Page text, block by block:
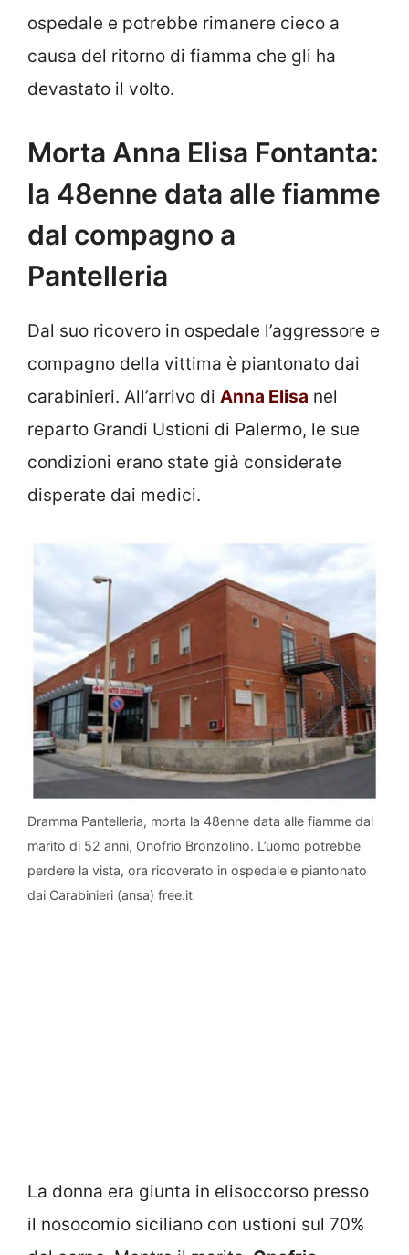
ospedale e potrebbe rimanere cieco a
causa del ritorno di fiamma che gli ha
devastato il volto.
Morta Anna Elisa Fontanta:
la 48enne data alle fiamme
dal compagno a
Pantelleria
Dal suo ricovero in ospedale l’aggressore e
compagno della vittima è piantonato dai
carabinieri. All’arrivo di Anna Elisa nel
reparto Grandi Ustioni di Palermo, le sue
condizioni erano state già considerate
disperate dai medici.
Dramma Pantelleria, morta la 48enne data alle fiamme dal
marito di 52 anni, Onofrio Bronzolino. L’uomo potrebbe
perdere la vista, ora ricoverato in ospedale e piantonato
dai Carabinieri (ansa) free.it
La donna era giunta in elisoccorso presso
il nosocomio siciliano con ustioni sul 70%